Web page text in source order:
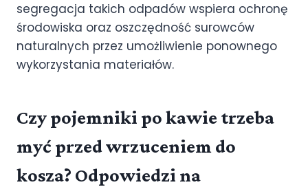
segregacja takich odpadów wspiera ochronę
środowiska oraz oszczędność surowców
naturalnych przez umożliwienie ponownego
wykorzystania materiałów.
Czy pojemniki po kawie trzeba
myć przed wrzuceniem do
kosza? Odpowiedzi na